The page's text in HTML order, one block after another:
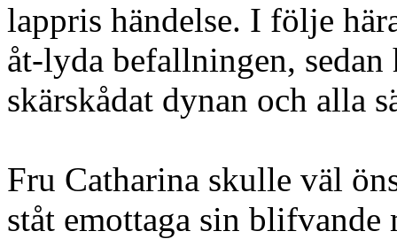
lappris händelse. I följe
åt-lyda befallningen,
skärskådat dynan och alla
Fru Catharina skulle väl
ståt emottaga sin